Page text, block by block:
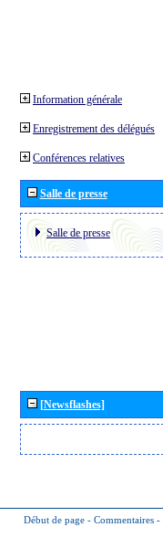
Information générale
Enregistrement des délégués
Conférences relatives
Salle de presse
Salle de presse
[Newsflashes]
Début de page - Commentaires -